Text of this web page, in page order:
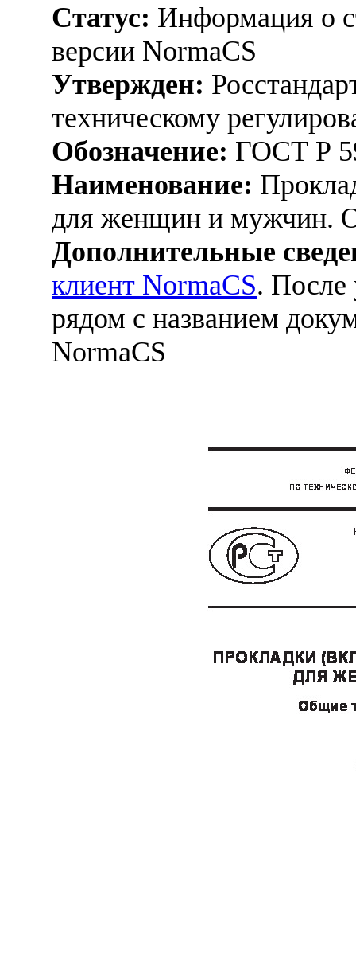
Статус: Информация о
версии NormaCS
Утвержден:
техническому
Обозначение: ГОСТ Р
Наименование:
для женщин и мужчин.
Дополнительные
клиент NormaCS. После
рядом с названием
NormaCS